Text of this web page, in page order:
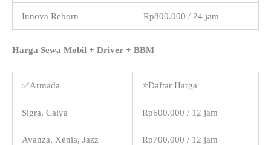
Innova Reborn Rp800.000 / 24 jam
Harga Sewa Mobil + Driver + BBM
✅Armada ⭐Daftar Harga
Sigra, Calya Rp600.000 / 12 jam
Avanza, Xenia, Jazz Rp700.000 / 12 jam